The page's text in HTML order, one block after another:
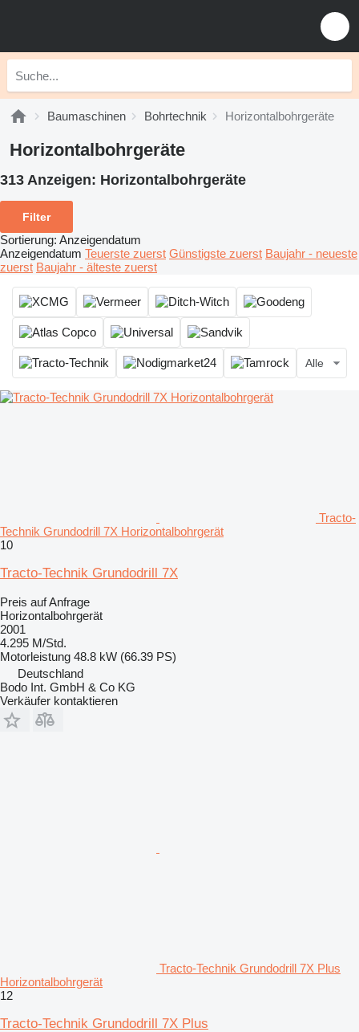
Baumaschinen Bohrtechnik Horizontalbohrgeräte
Horizontalbohrgeräte
313 Anzeigen: Horizontalbohrgeräte
Filter
Sortierung: Anzeigendatum
Anzeigendatum Teuerste zuerst Günstigste zuerst Baujahr - neueste
zuerst Baujahr - älteste zuerst
Alle
Tracto-
Technik Grundodrill 7X Horizontalbohrgerät
10
Tracto-Technik Grundodrill 7X
Preis auf Anfrage
Horizontalbohrgerät
2001
4.295 M/Std.
Motorleistung 48.8 kW (66.39 PS)
Deutschland
Bodo Int. GmbH & Co KG
Verkäufer kontaktieren
Tracto-Technik Grundodrill 7X Plus
Horizontalbohrgerät
12
Tracto-Technik Grundodrill 7X Plus